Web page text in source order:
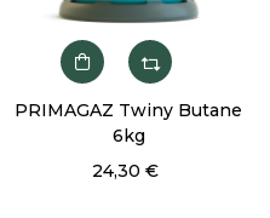
PRIMAGAZ Twiny Butane
6kg
24,30 €